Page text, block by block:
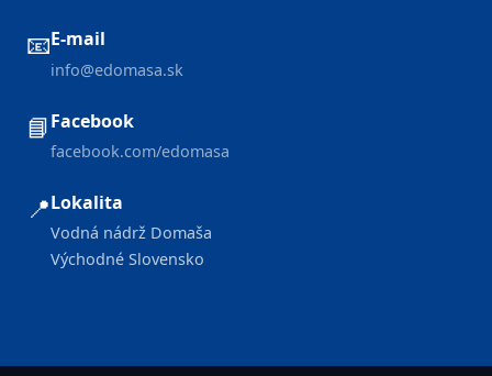
📧E-mail
info@edomasa.sk
📘Facebook
facebook.com/edomasa
📍Lokalita
Vodná nádrž Domaša
Východné Slovensko